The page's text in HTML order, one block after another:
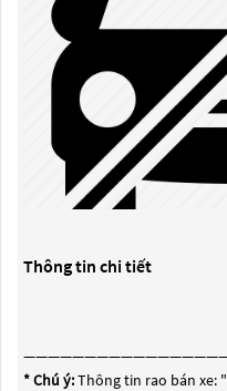
Thông tin chi tiết
* Chú ý:Thông tin rao bán xe: "